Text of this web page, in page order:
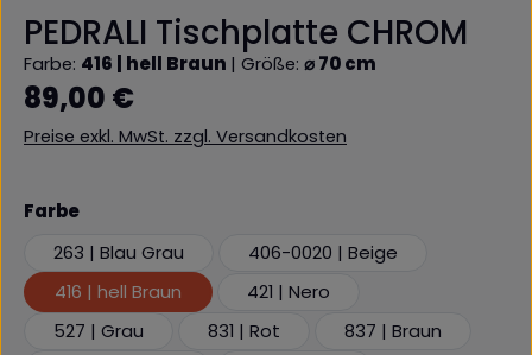
PEDRALI Tischplatte CHROM
Farbe: 416 | hell Braun | Größe: ⌀ 70 cm
Regulärer Preis:
89,00 €
Preise exkl. MwSt. zzgl. Versandkosten
Farbeauswählen
263 | Blau Grau
406-0020 | Beige
416 | hell Braun
421 | Nero
527 | Grau
831 | Rot
837 | Braun